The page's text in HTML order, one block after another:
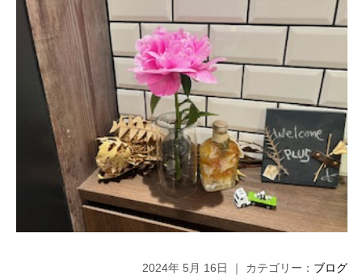
2024年 5月 16日 ｜ カテゴリー： ブログ